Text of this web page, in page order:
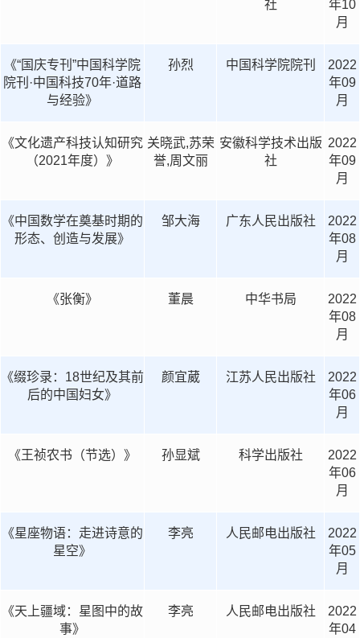
社
年10
月
《“国庆专刊”中国科学院
院刊·中国科技70年·道路
与经验》
孙烈 中国科学院院刊
2022
年09
月
《文化遗产科技认知研究
（2021年度）》
关晓武,苏荣
誉,周文丽
安徽科学技术出版
社
2022
年09
月
《中国数学在奠基时期的
形态、创造与发展》
邹大海 广东人民出版社
2022
年08
月
《张衡》 董晨 中华书局
2022
年08
月
《缀珍录：18世纪及其前
后的中国妇女》
颜宜葳 江苏人民出版社
2022
年06
月
《王祯农书（节选）》 孙显斌 科学出版社
2022
年06
月
《星座物语：走进诗意的
星空》
李亮 人民邮电出版社
2022
年05
月
《天上疆域：星图中的故
事》
李亮 人民邮电出版社
2022
年04